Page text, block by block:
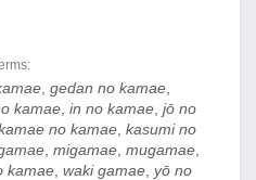
gedan no kamae
kamae in no kamae jō no
no kamae kasumi no
migamae mugamae
kamae waki gamae yō no